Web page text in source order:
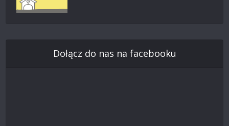
Dołącz do nas na facebooku